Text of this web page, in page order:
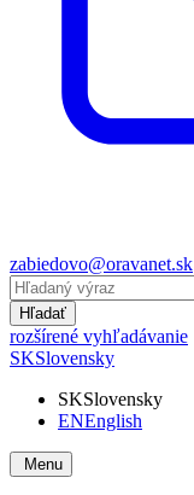
zabiedovo@oravanet.sk
Hľadať
rozšírené vyhľadávanie
SKSlovensky
SKSlovensky
ENEnglish
Menu